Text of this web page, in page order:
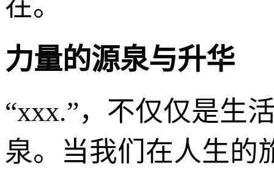
在。
力量的源泉与升华
“xxx.”，不仅仅是生
泉。当我们在人生的